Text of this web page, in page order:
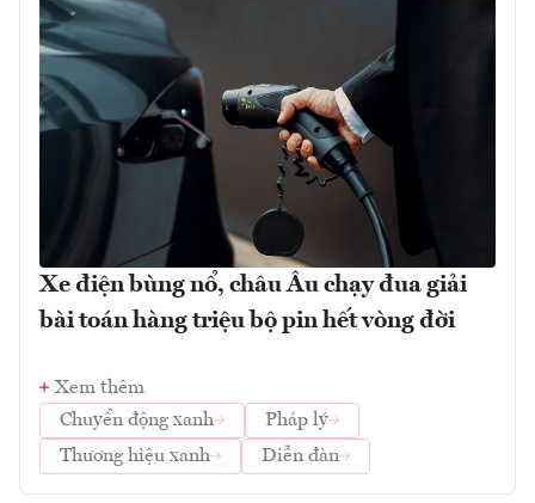
Xe điện bùng nổ, châu Âu chạy đua giải
bài toán hàng triệu bộ pin hết vòng đời
Xem thêm
Chuyển động xanh
Pháp lý
Thương hiệu xanh
Diễn đàn